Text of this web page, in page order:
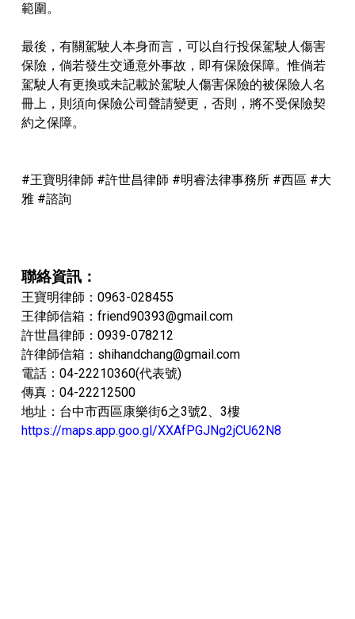
範圍。
最後，有關駕駛人本身而言，可以自行投保駕駛人傷害
保險，倘若發生交通意外事故，即有保險保障。惟倘若
駕駛人有更換或未記載於駕駛人傷害保險的被保險人名
冊上，則須向保險公司聲請變更，否則，將不受保險契
約之保障。
#王寶明律師 #許世昌律師 #明睿法律事務所 #西區 #大
雅 #諮詢
聯絡資訊：
王寶明律師：0963-028455
王律師信箱：friend90393@gmail.com
許世昌律師：0939-078212
許律師信箱：shihandchang@gmail.com
電話：04-22210360(代表號)
傳真：04-22212500
地址：台中市西區康樂街6之3號2、3樓
https://maps.app.goo.gl/XXAfPGJNg2jCU62N8